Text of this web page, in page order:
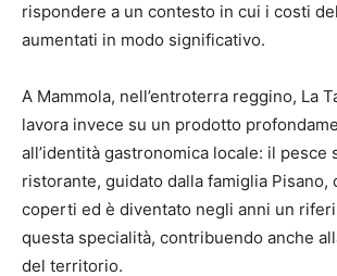
rispondere a un contesto in cui i costi
aumentati in modo significativo.
A Mammola, nell’entroterra reggino, La
lavora invece su un prodotto
all’identità gastronomica locale: il pesce
ristorante, guidato dalla famiglia Pisano,
coperti ed è diventato negli anni un
questa specialità, contribuendo anche
del territorio.